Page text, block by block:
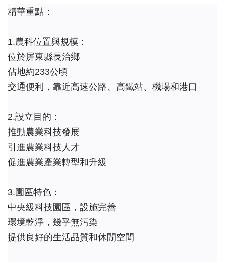
精華重點：
1.農科位置與規模：
位於屏東縣長治鄉
佔地約233公頃
交通便利，靠近高速公路、高鐵站、機場和港口
2.設立目的：
推動農業科技發展
引進農業科技人才
促進農業產業轉型和升級
3.園區特色：
中央級科技園區，設施完善
環境乾淨，幾乎無污染
提供良好的生活品質和休閒空間